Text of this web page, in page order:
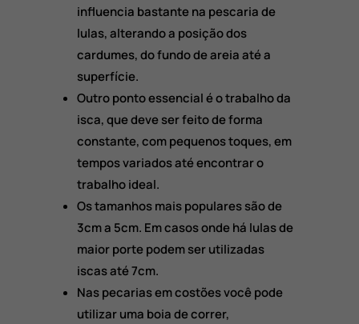
influencia bastante na pescaria de
lulas, alterando a posição dos
cardumes, do fundo de areia até a
superfície.
Outro ponto essencial é o trabalho da
isca, que deve ser feito de forma
constante, com pequenos toques, em
tempos variados até encontrar o
trabalho ideal.
Os tamanhos mais populares são de
3cm a 5cm. Em casos onde há lulas de
maior porte podem ser utilizadas
iscas até 7cm.
Nas pecarias em costões você pode
utilizar uma boia de correr,